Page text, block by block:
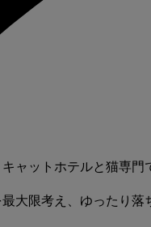
ャットホテルと猫専門
大限考え、ゆったり落